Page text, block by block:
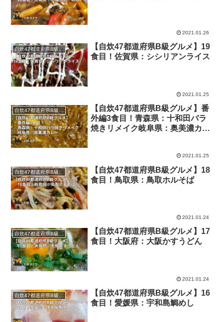
2021.01.26
自炊47都道府県B級グルメ
【自炊47都道府県B級グルメ】19
食目！佐賀県：シシリアンライス
2021.01.25
自炊47都道府県B級グルメ
【自炊47都道府県B級グルメ】番
外編3食目！青森県：十和田バラ
焼きリメイク岐阜県：奥美濃カレ
2021.01.25
自炊47都道府県B級グルメ
【自炊47都道府県B級グルメ】18
食目！鳥取県：鳥取ホルそば
2021.01.24
自炊47都道府県B級グルメ
【自炊47都道府県B級グルメ】17
食目！大阪府：大阪かすうどん
2021.01.24
自炊47都道府県B級グルメ
【自炊47都道府県B級グルメ】16
食目！愛媛県：宇和島鯛めし